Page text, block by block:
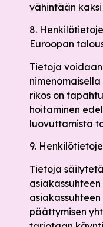
vähintään
8.
Euroopan
Tietoja
rikos on
hoitaminen
luovuttamista
9.
Tietoja
päättymisen